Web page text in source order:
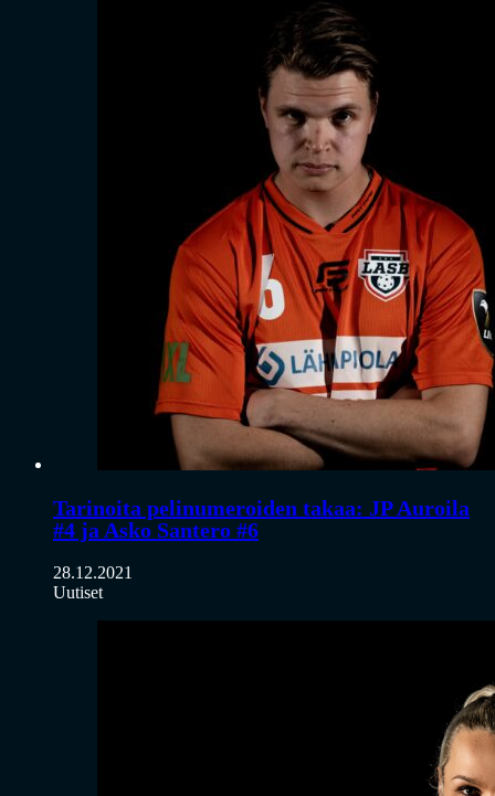
Tarinoita pelinumeroiden takaa: JP Auroila
#4 ja Asko Santero #6
28.12.2021
Uutiset